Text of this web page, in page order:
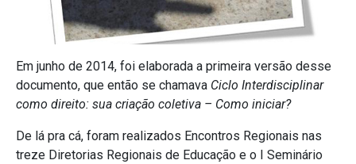
Em junho de 2014, foi elaborada a primeira versão desse
documento, que então se chamava Ciclo Interdisciplinar
como direito: sua criação coletiva – Como iniciar?
De lá pra cá, foram realizados Encontros Regionais nas
treze Diretorias Regionais de Educação e o I Seminário